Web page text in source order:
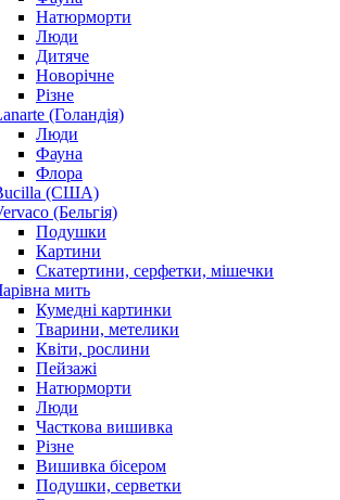
Натюрморти
Люди
Дитяче
Новорічне
Різне
(Голандія)
Люди
Фауна
Флора
(США)
(Бельгія)
Подушки
Картини
Скатертини, серфетки, мішечки
мить
Кумедні картинки
Тварини, метелики
Квіти, рослини
Пейзажі
Натюрморти
Люди
Часткова вишивка
Різне
Вишивка бісером
Подушки, серветки